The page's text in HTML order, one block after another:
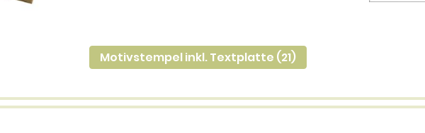
Motivstempel inkl. Textplatte (21)